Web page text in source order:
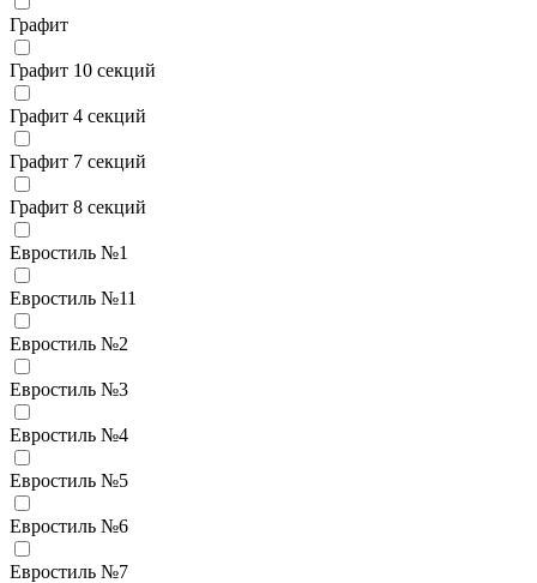
Графит
Графит 10 секций
Графит 4 секций
Графит 7 секций
Графит 8 секций
Евростиль №1
Евростиль №11
Евростиль №2
Евростиль №3
Евростиль №4
Евростиль №5
Евростиль №6
Евростиль №7